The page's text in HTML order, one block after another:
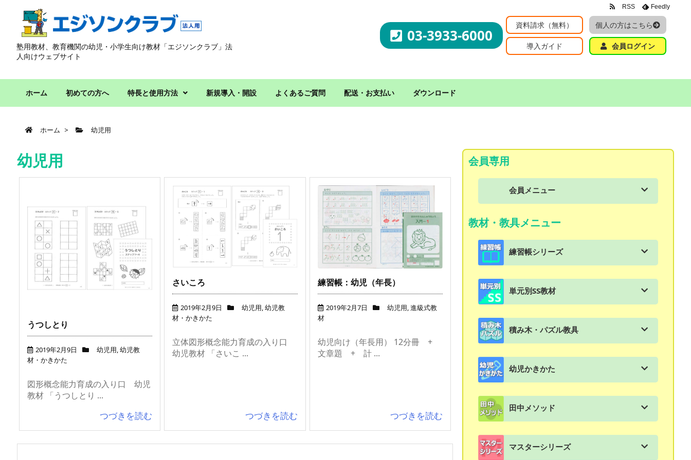
塾用教材、教育機関の幼児・小学生向け教材「エジソンクラブ」法
人向けウェブサイト
03-3933-6000
資料請求（無料）
導入ガイド
個人の方はこちら
会員ログイン
ホーム 初めての方へ 特長と使用方法 新規導入・開設 よくあるご質問 配送・お支払い ダウンロード
RSS Feedly
ホーム > 幼児用
幼児用
うつしとり
2019年2月9日 幼児用,幼児教
材・かきかた
図形概念能力育成の入り口 幼児
教材 「うつしとり ...
つづきを読む
さいころ
2019年2月9日 幼児用,幼児教
材・かきかた
立体図形概念能力育成の入り口
幼児教材 「さいこ ...
つづきを読む
練習帳：幼児（年長）
2019年2月7日 幼児用,進級式教
材
幼児向け（年長用） 12分冊 +
文章題 + 計 ...
つづきを読む
会員専用
会員メニュー
会員メニュー
教材購入はこちら
会員用ダウンロード資料一覧
体験用教材ダウンロード（年中〜2年生対象）
入塾テスト ダウンロード
資料集：生徒募集チラシ実例集
文章題教材再改訂及び価格改定のお知らせ
SS教材解答ダウンロード（2020年度版）
SS教材解答ダウンロード（2011年度版）
お客様の声
教材・教具メニュー
練習帳シリーズ
進級式教材の一覧
練習帳シリーズの特長と使い方
練習帳：幼児（年長）
練習帳：小学２年生
練習帳：小学３年生
練習帳：漢字練習帳
単元別SS教材
単元別SS教材の一覧
ＳＳ教材の特徴と使い方
スモールステップ：１年生用
スモールステップ：３年生用
スモールステップ：４年生用
積み木・パズル教具
積み木・パズル・教具の一覧
図形スキルマスター講座
さんかくパズル
国立小学校受験総合パッケージ
幼児かきかた
幼児教材・かきかたの一覧
すくすくどんどん
かきかた・よみかた
田中メソッド
田中メソッドの一覧
マスターシリーズ